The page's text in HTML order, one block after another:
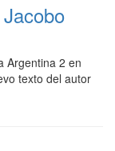
Argentina 2 en
texto del autor